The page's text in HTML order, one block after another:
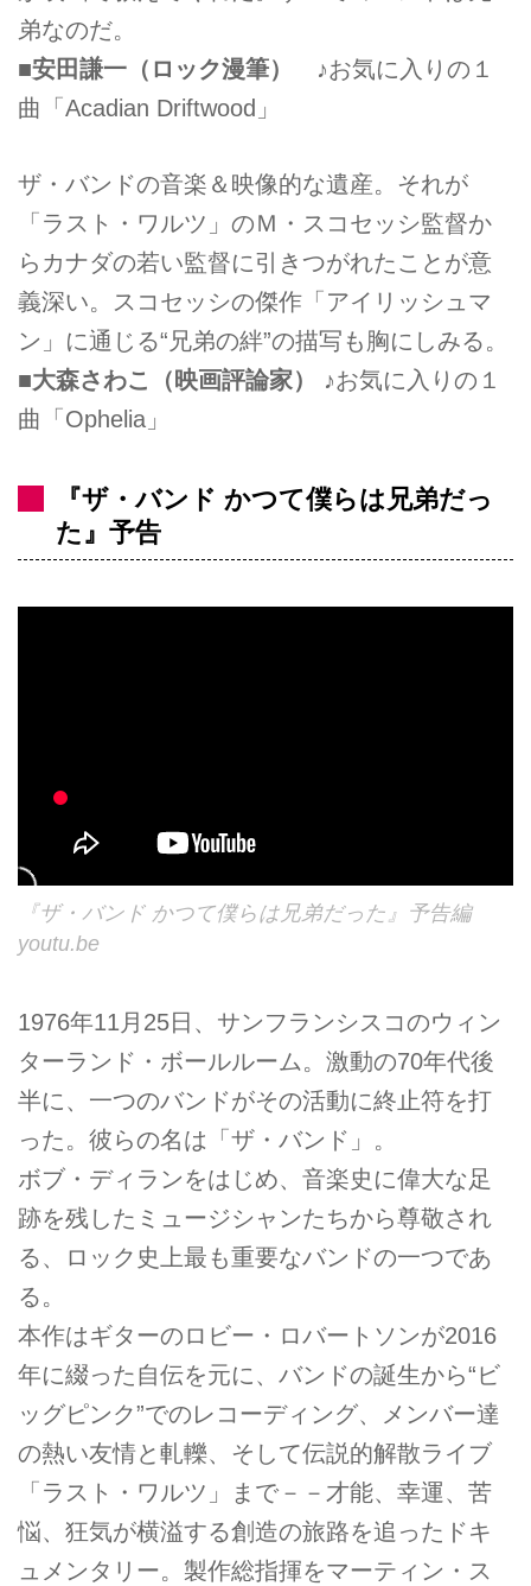
弟なのだ。
■安田謙一（ロック漫筆）
♪お気に入りの１
曲「Acadian Driftwood」
ザ・バンドの音楽＆映像的な遺産。それが
「ラスト・ワルツ」のＭ・スコセッシ監督か
らカナダの若い監督に引きつがれたことが意
義深い。スコセッシの傑作「アイリッシュマ
ン」に通じる“兄弟の絆”の描写も胸にしみる。
■大森さわこ（映画評論家）
♪お気に入りの１
曲「Ophelia」
『ザ・バンド かつて僕らは兄弟だっ
た』予告
『ザ・バンド かつて僕らは兄弟だった』予告編
youtu.be
1976年11月25日、サンフランシスコのウィン
ターランド・ボールルーム。激動の70年代後
半に、一つのバンドがその活動に終止符を打
った。彼らの名は「ザ・バンド」。
ボブ・ディランをはじめ、音楽史に偉大な足
跡を残したミュージシャンたちから尊敬され
る、ロック史上最も重要なバンドの一つであ
る。
本作はギターのロビー・ロバートソンが2016
年に綴った自伝を元に、バンドの誕生から“ビ
ッグピンク”でのレコーディング、メンバー達
の熱い友情と軋轢、そして伝説的解散ライブ
「ラスト・ワルツ」まで－－才能、幸運、苦
悩、狂気が横溢する創造の旅路を追ったドキ
ュメンタリー。製作総指揮をマーティン・ス